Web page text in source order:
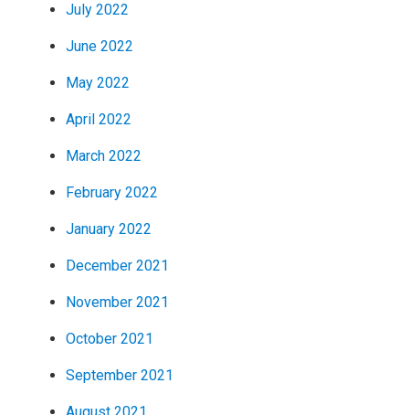
July 2022
June 2022
May 2022
April 2022
March 2022
February 2022
January 2022
December 2021
November 2021
October 2021
September 2021